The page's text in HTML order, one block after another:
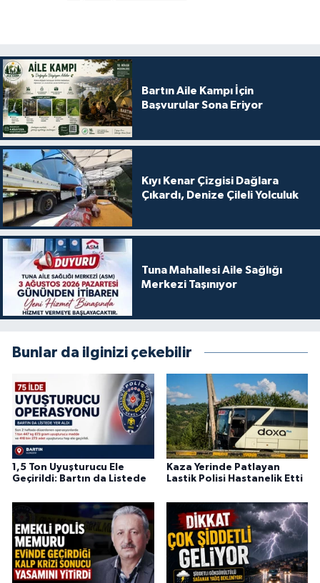
Bartın Aile Kampı İçin
Başvurular Sona Eriyor
Kıyı Kenar Çizgisi Dağlara
Çıkardı, Denize Çileli Yolculuk
Tuna Mahallesi Aile Sağlığı
Merkezi Taşınıyor
Bunlar da ilginizi çekebilir
1,5 Ton Uyuşturucu Ele
Geçirildi: Bartın da Listede
Kaza Yerinde Patlayan
Lastik Polisi Hastanelik Etti